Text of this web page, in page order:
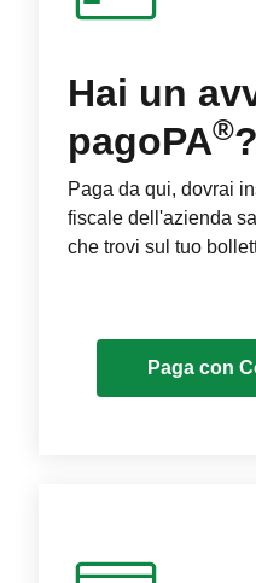
Hai un
pagoPA®?
Paga da qui, dovrai
fiscale dell'azienda
che trovi sul tuo
Paga con